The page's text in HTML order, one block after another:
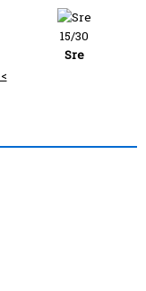
15/30
Sre